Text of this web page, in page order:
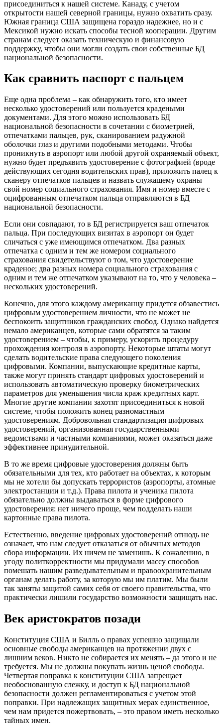
присоединиться к нашей системе. Канаду, с учетом
открытости нашей северной границы, нужно охватить сразу.
Южная граница США защищена гораздо надежнее, но и с
Мексикой нужно искать способы тесной кооперации. Другим
странам следует оказать техническую и финансовую
поддержку, чтобы они могли создать свои собственные БД
национальной безопасности.
Как сравнить паспорт с пальцем
Еще одна проблема – как обнаружить того, кто имеет
несколько удостоверений или пользуется крадеными
документами. Для этого можно использовать БД
национальной безопасности в сочетании с биометрией,
отпечатками пальцев, рук, сканированием радужной
оболочки глаз и другими подобными методами. Чтобы
проникнуть в аэропорт или любой другой охраняемый объект,
нужно будет предъявить удостоверение с фотографией (вроде
действующих сегодня водительских прав), приложить палец к
сканеру отпечатков пальцев и назвать служащему охраны
свой номер социального страхования. Имя и номер вместе с
оцифрованным отпечатком пальца отправляются в БД
национальной безопасности.
Если они совпадают, то в БД регистрируется ваш отпечаток
пальца. При последующих визитах в аэропорт он будет
сличаться с уже имеющимся отпечатком. Два разных
отпечатка с одним и тем же номером социального
страхования свидетельствуют о том, что удостоверение
краденое; два разных номера социального страхования с
одним и тем же отпечатком указывают на то, что у человека –
нескольких удостоверений.
Конечно, для этого каждому американцу придется обзавестись
цифровым удостоверением личности, что не может не
беспокоить защитников гражданских свобод. Однако найдется
немало американцев, которые сами обратятся за таким
удостоверением – чтобы, к примеру, ускорить процедуру
прохождения контроля в аэропорту. Некоторые штаты могут
сделать водительские права следующего поколения
цифровыми. Компании, выпускающие кредитные карты,
также могут принять стандарт цифровых удостоверений и
использовать автоматическую проверку биометрических
параметров для уменьшения числа краж кредитных карт.
Многие другие компании захотят присоединиться к новой
системе, чтобы положить конец разномастным
удостоверениям. Добровольная стандартизация цифровых
удостоверений, организованная государственными
ведомствами и частными компаниями, может оказаться даже
эффективнее принудительной.
В то же время цифровые удостоверения должны быть
обязательными для тех, кто работает на объектах, к которым
мы не хотели бы допускать террористов (аэропорты, атомные
электростанции и т.д.). Права пилота и ученика пилота
обязательно должны выдаваться в форме цифрового
удостоверения: нет ничего проще, чем подделать наши
картонные права пилота.
Естественно, введение цифровых удостоверений отнюдь не
означает, что нам следует отказаться от обычных методов
сбора информации. Их ничем не заменишь. К сожалению, в
угоду политкорректности мы придумали массу способов
помешать нашим разведывательным и правоохранительным
органам делать работу, за которую мы им платим. Мы были
так заняты защитой самих себя от своего правительства, что
практически лишили государство возможности защищать нас.
Век аристократов позади
Конституция США и Билль о правах успешно защищали
основные свободы американцев на протяжении двух с
лишним веков. Никто не собирается их менять – да этого и не
требуется. Мы не должны покупать жизнь ценой свободы.
Четвертая поправка к конституции США запрещает
необоснованную слежку, и доступ к БД национальной
безопасности должен регламентироваться с учетом этой
поправки. При надлежащих защитных мерах единственное,
чем нам придется пожертвовать, – это правом иметь несколько
тайных имен.